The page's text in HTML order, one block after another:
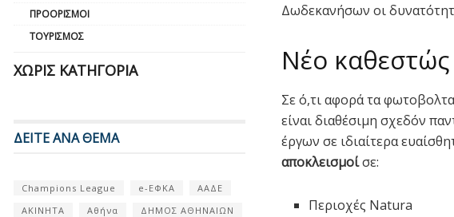
Δωδεκανήσων οι
Νέο
Σε ό,τι αφορά τα
είναι διαθέσιμη σχεδόν
έργων σε ιδιαίτερα
αποκλεισμοίσε:
Περιοχές Natura
ΠΡΟΟΡΙΣΜΟΊ
ΤΟΥΡΙΣΜΌΣ
ΧΩΡΊΣ ΚΑΤΗΓΟΡΊΑ
ΔΕΙΤΕ ΑΝΑ ΘΕΜΑ
Champions League e-ΕΦΚΑ
ΑΑΔΕ
ΑΚΙΝΗΤΑ
Αθήνα
ΔΗΜΟΣ ΑΘΗΝΑΙΩΝ